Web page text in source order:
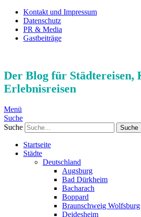
Kontakt und Impressum
Datenschutz
PR & Media
Gastbeiträge
Der Blog für Städtereisen,
Erlebnisreisen
Menü
Suche
Suche
Startseite
Städte
Deutschland
Augsburg
Bad Dürkheim
Bacharach
Boppard
Braunschweig Wolfsburg
Deidesheim